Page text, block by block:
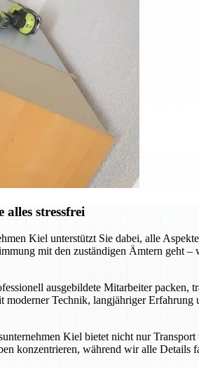
stressfrei
Kiel unterstützt Sie dabei, alle
mit den zuständigen Ämtern geht
ausgebildete Mitarbeiter
moderner Technik, langjähriger
Kiel bietet nicht nur
konzentrieren, während wir alle Details